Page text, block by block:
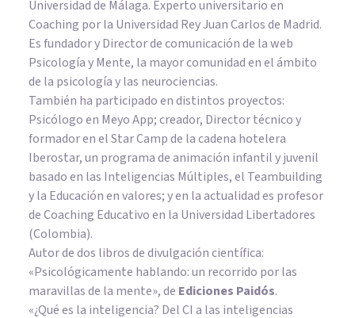
Universidad de Málaga. Experto universitario en
Coaching por la Universidad Rey Juan Carlos de Madrid.
Es fundador y Director de comunicación de la web
Psicología y Mente, la mayor comunidad en el ámbito
de la psicología y las neurociencias.
También ha participado en distintos proyectos:
Psicólogo en Meyo App; creador, Director técnico y
formador en el Star Camp de la cadena hotelera
Iberostar, un programa de animación infantil y juvenil
basado en las Inteligencias Múltiples, el Teambuilding
y la Educación en valores; y en la actualidad es profesor
de Coaching Educativo en la Universidad Libertadores
(Colombia).
Autor de dos libros de divulgación científica:
«Psicológicamente hablando: un recorrido por las
maravillas de la mente», de Ediciones Paidós.
«¿Qué es la inteligencia? Del CI a las inteligencias